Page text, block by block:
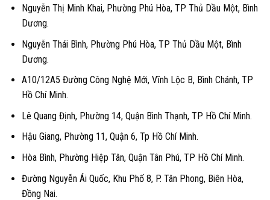
Nguyễn Thị Minh Khai, Phường Phú Hòa, TP Thủ Dầu Một, Bình
Dương.
Nguyễn Thái Bình, Phường Phú Hòa, TP Thủ Dầu Một, Bình
Dương.
A10/12A5 Đường Công Nghệ Mới, Vĩnh Lộc B, Bình Chánh, TP
Hồ Chí Minh.
Lê Quang Định, Phường 14, Quận Bình Thạnh, TP Hồ Chí Minh.
Hậu Giang, Phường 11, Quận 6, Tp Hồ Chí Minh.
Hòa Bình, Phường Hiệp Tân, Quận Tân Phú, TP Hồ Chí Minh.
Đường Nguyễn Ái Quốc, Khu Phố 8, P. Tân Phong, Biên Hòa,
Đồng Nai.